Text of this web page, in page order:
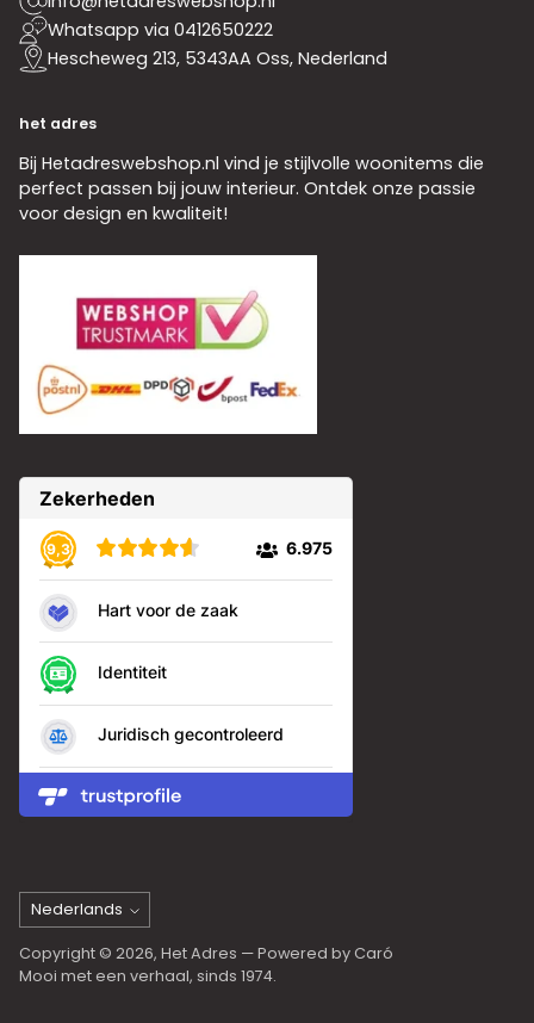
Whatsapp via 0412650222
Hescheweg 213, 5343AA Oss, Nederland
het adres
Bij Hetadreswebshop.nl vind je stijlvolle woonitems die
perfect passen bij jouw interieur. Ontdek onze passie
voor design en kwaliteit!
Taal
Nederlands
Copyright © 2026, Het Adres — Powered by Caró
Mooi met een verhaal, sinds 1974.